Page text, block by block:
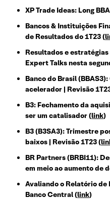
XP Trade Ideas: Long
Bancos & Instituições
de Resultados do 1T23 (
Resultados e
Expert Talks nesta
Banco do Brasil
acelerador | Revisão
B3: Fechamento da
ser um catalisador (link)
B3 (B3SA3): Trimestre
baixos | Revisão 1T23 (
BR Partners (BRBI11):
em meio ao aumento de
Avaliando o Relatório
Banco Central (link)